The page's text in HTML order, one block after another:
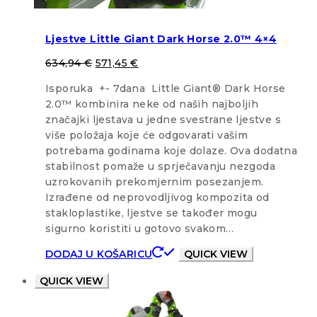
Ljestve Little Giant Dark Horse 2.0™ 4×4
634,94€ 571,45€
Isporuka +- 7dana Little Giant® Dark Horse
2.0™ kombinira neke od naših najboljih
značajki ljestava u jedne svestrane ljestve s
više položaja koje će odgovarati vašim
potrebama godinama koje dolaze. Ova dodatna
stabilnost pomaže u sprječavanju nezgoda
uzrokovanih prekomjernim posezanjem.
Izrađene od neprovodljivog kompozita od
stakloplastike, ljestve se također mogu
sigurno koristiti u gotovo svakom…
DODAJ U KOŠARICU
QUICK VIEW
QUICK VIEW